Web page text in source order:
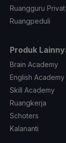
Ruangguru Privat
Ruangpeduli
Produk
Brain Academy
English Academy
Skill Academy
Ruangkerja
Schoters
Kalananti